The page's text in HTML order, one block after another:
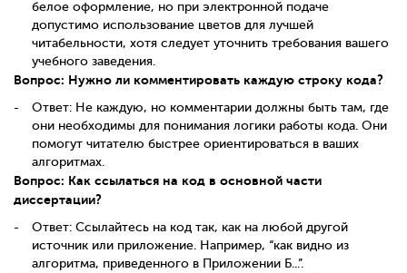
белое оформление, но при электронной подаче
допустимо использование цветов для лучшей
читабельности, хотя следует уточнить требования вашего
учебного заведения.
Вопрос: Нужно ли комментировать каждую строку кода?
Ответ: Не каждую, но комментарии должны быть там, где
они необходимы для понимания логики работы кода. Они
помогут читателю быстрее ориентироваться в ваших
алгоритмах.
Вопрос: Как ссылаться на код в основной части
диссертации?
Ответ: Ссылайтесь на код так, как на любой другой
источник или приложение. Например, “как видно из
алгоритма, приведенного в Приложении Б...”.